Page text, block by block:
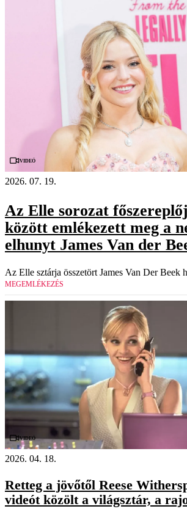
Videó
2026. 07. 19.
Az Elle sorozat
között emlékezett meg a
elhunyt James Van der
Az Elle sztárja összetört James Van Der Beek
MEGEMLÉKEZÉS
Videó
2026. 04. 18.
Retteg a jövőtől Reese
videót közölt a világsztár, a